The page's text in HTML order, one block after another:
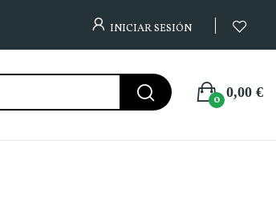
INICIAR SESIÓN
0,00 €
0